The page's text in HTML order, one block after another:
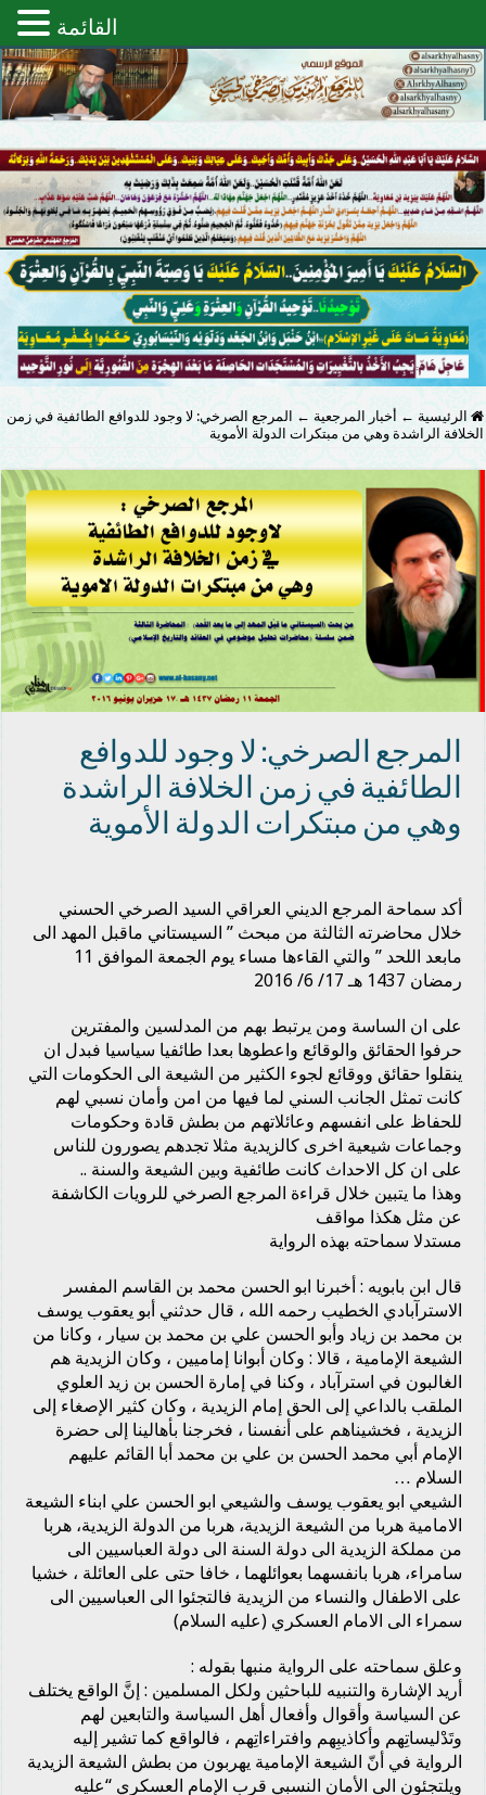
الرئيسية ← أخبار المرجعية ← المرجع الصرخي: لا وجود للدوافع الطائفية في زمن
الخلافة الراشدة وهي من مبتكرات الدولة الأموية
المرجع الصرخي: لا وجود للدوافع
الطائفية في زمن الخلافة الراشدة
وهي من مبتكرات الدولة الأموية
أكد سماحة المرجع الديني العراقي السيد الصرخي الحسني
خلال محاضرته الثالثة من مبحث ” السيستاني ماقبل المهد الى
مابعد اللحد ” والتي القاءها مساء يوم الجمعة الموافق 11
رمضان 1437 هـ 17/ 6/ 2016
على ان الساسة ومن يرتبط بهم من المدلسين والمفترين
حرفوا الحقائق والوقائع واعطوها بعدا طائفيا سياسيا فبدل ان
ينقلوا حقائق ووقائع لجوء الكثير من الشيعة الى الحكومات التي
كانت تمثل الجانب السني لما فيها من امن وأمان نسبي لهم
للحفاظ على انفسهم وعائلاتهم من بطش قادة وحكومات
وجماعات شيعية اخرى كالزيدية مثلا تجدهم يصورون للناس
على ان كل الاحداث كانت طائفية وبين الشيعة والسنة ..
وهذا ما يتبين خلال قراءة المرجع الصرخي للرويات الكاشفة
عن مثل هكذا مواقف
مستدلا سماحته بهذه الرواية
قال ابن بابويه : أخبرنا ابو الحسن محمد بن القاسم المفسر
الاسترآبادي الخطيب رحمه الله ، قال حدثني أبو يعقوب يوسف
بن محمد بن زياد وأبو الحسن علي بن محمد بن سيار ، وكانا من
الشيعة الإمامية ، قالا : وكان أبوانا إماميين ، وكان الزيدية هم
الغالبون في استرآباد ، وكنا في إمارة الحسن بن زيد العلوي
الملقب بالداعي إلى الحق إمام الزيدية ، وكان كثير الإصغاء إلى
الزيدية ، فخشيناهم على أنفسنا ، فخرجنا بأهالينا إلى حضرة
الإمام أبي محمد الحسن بن علي بن محمد أبا القائم عليهم
السلام …
الشيعي ابو يعقوب يوسف والشيعي ابو الحسن علي ابناء الشيعة
الامامية هربا من الشيعة الزيدية، هربا من الدولة الزيدية، هربا
من مملكة الزيدية الى دولة السنة الى دولة العباسيين الى
سامراء، هربا بانفسهما بعوائلهما ، خافا حتى على العائلة ، خشيا
على الاطفال والنساء من الزيدية فالتجئوا الى العباسيين الى
سمراء الى الامام العسكري (عليه السلام)
وعلق سماحته على الرواية منبها بقوله :
أريد الإشارة والتنبيه للباحثين ولكل المسلمين : إنَّ الواقع يختلف
عن السياسة وأقوال وأفعال أهل السياسة والتابعين لهم
وتَدْليساتِهم وأكاذيبِهم وافتراءاتِهم ، فالواقع كما تشير إليه
الرواية في أنّ الشيعة الإمامية يهربون من بطش الشيعة الزيدية
ويلتجئون الى الأمان النسبي قرب الإمام العسكري “عليه
القائمة